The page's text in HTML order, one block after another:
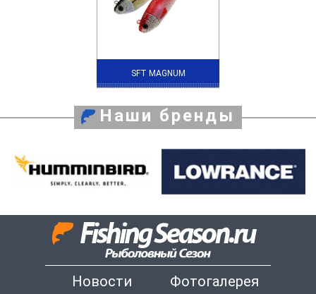
SFT MAGNUM
Наши бренды
Новости
Фотогалерея